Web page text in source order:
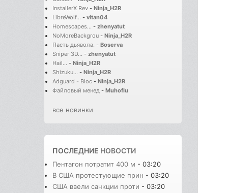
InstallerX Rev - Ninja_H2R
LibreWolf... - vitan04
Homescapes... - zhenyatut
NoMoreBackgrou - Ninja_H2R
Пасть дьявола. - Boserva
Sniper 3D... - zhenyatut
Hail... - Ninja_H2R
Shizuku... - Ninja_H2R
Adguard - Bloc - Ninja_H2R
Файловый менед - Muhoflu
все новинки
ПОСЛЕДНИЕ НОВОСТИ
Пентагон потратит 400 м - 03:20
В США протестующие прин - 03:20
США ввели санкции проти - 03:20